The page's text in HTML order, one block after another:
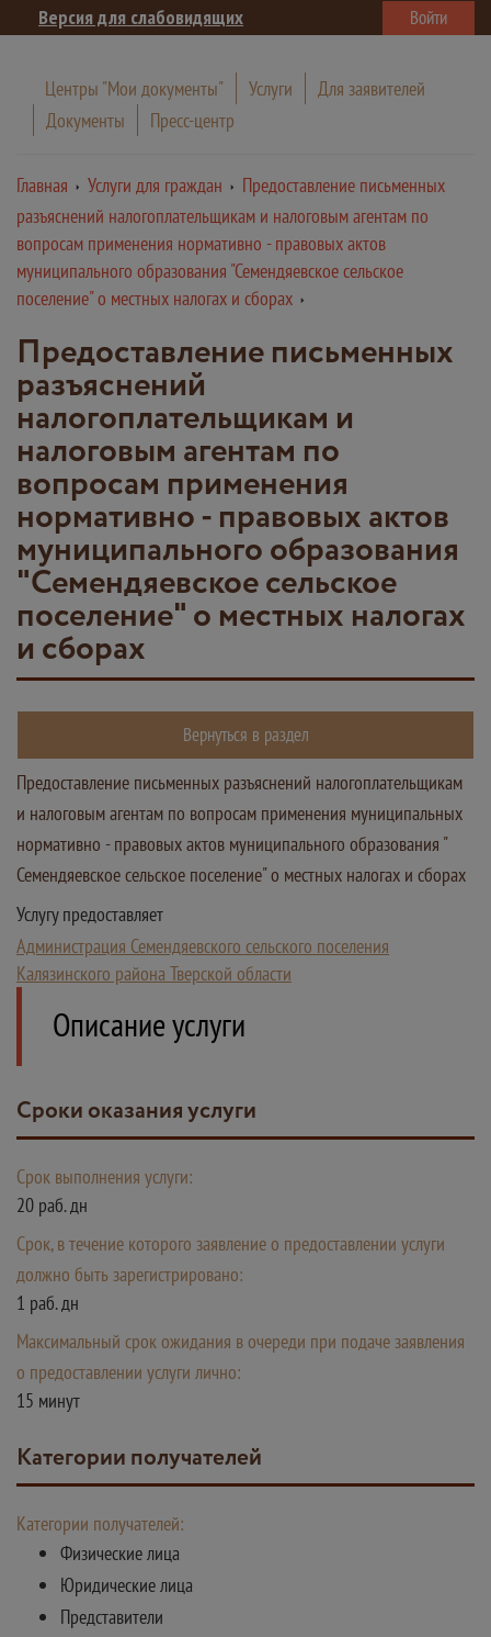
Версия для слабовидящих Войти
Центры "Мои документы" Услуги
Для заявителей
Документы
Пресс-центр
Главная Услуги для граждан
Предоставление письменных
разъяснений налогоплательщикам и налоговым агентам по
вопросам применения нормативно - правовых актов
муниципального образования "Семендяевское сельское
поселение" о местных налогах и сборах
Предоставление письменных
разъяснений
налогоплательщикам и
налоговым агентам по
вопросам применения
нормативно - правовых актов
муниципального образования
"Семендяевское сельское
поселение" о местных налогах
и сборах
Вернуться в раздел
Предоставление письменных разъяснений налогоплательщикам
и налоговым агентам по вопросам применения муниципальных
нормативно - правовых актов муниципального образования "
Семендяевское сельское поселение" о местных налогах и сборах
Услугу предоставляет
Администрация Семендяевского сельского поселения
Калязинского района Тверской области
Описание услуги
Сроки оказания услуги
Срок выполнения услуги:
20 раб. дн
Срок, в течение которого заявление о предоставлении услуги
должно быть зарегистрировано:
1 раб. дн
Максимальный срок ожидания в очереди при подаче заявления
о предоставлении услуги лично:
15 минут
Категории получателей
Категории получателей:
Физические лица
Юридические лица
Представители